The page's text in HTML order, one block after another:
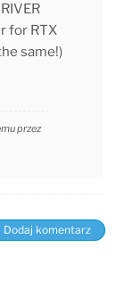
for RTX
same!)
przez
Dodaj komentarz